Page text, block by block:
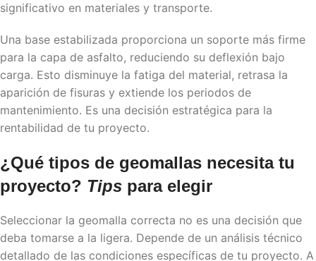
significativo en materiales y transporte.
Una base estabilizada proporciona un soporte más firme
para la capa de asfalto, reduciendo su deflexión bajo
carga. Esto disminuye la fatiga del material, retrasa la
aparición de fisuras y extiende los periodos de
mantenimiento. Es una decisión estratégica para la
rentabilidad de tu proyecto.
¿Qué tipos de geomallas necesita tu
proyecto? Tips para elegir
Seleccionar la geomalla correcta no es una decisión que
deba tomarse a la ligera. Depende de un análisis técnico
detallado de las condiciones específicas de tu proyecto. A